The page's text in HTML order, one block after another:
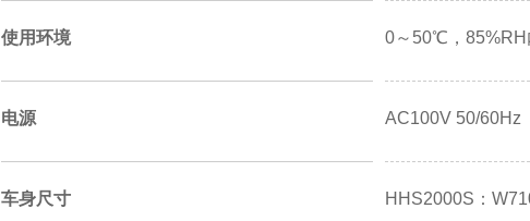
使用环境 0～50℃，85%RH
电源 AC100V 50/60Hz
车身尺寸
HHS2000S：